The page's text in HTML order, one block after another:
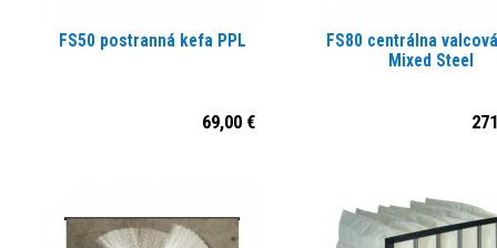
FS50 postranná kefa PPL
69,00 €
FS80 centrálna
Mixed Steel